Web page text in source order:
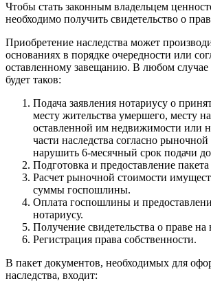
Чтобы стать законным владельцем
необходимо получить свидетельство о
Приобретение наследства может
основаниях в порядке очередности или
оставленному завещанию. В любом случае
будет таков:
Подача заявления нотариусу о
месту жительства умершего, месту
оставленной им недвижимости или
части наследства согласно
нарушить 6-месячный срок подачи
Подготовка и предоставление
Расчет рыночной стоимости
суммы госпошлины.
Оплата госпошлины и
нотариусу.
Получение свидетельства о праве на
Регистрация права собственности.
В пакет документов, необходимых для
наследства, входит: